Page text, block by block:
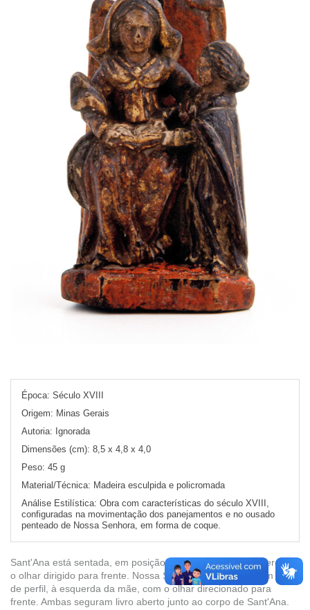
Época: Século XVIII
Origem: Minas Gerais
Autoria: Ignorada
Dimensões (cm): 8,5 x 4,8 x 4,0
Peso: 45 g
Material/Técnica: Madeira esculpida e policromada
Análise Estilística: Obra com características do século XVIII,
configuradas na movimentação dos panejamentos e no ousado
penteado de Nossa Senhora, em forma de coque.
Sant'Ana está sentada, em posição frontal, com a cabeça ereta e
o olhar dirigido para frente. Nossa Senhora menina está em pé,
de perfil, à esquerda da mãe, com o olhar direcionado para
frente. Ambas seguram livro aberto junto ao corpo de Sant'Ana.